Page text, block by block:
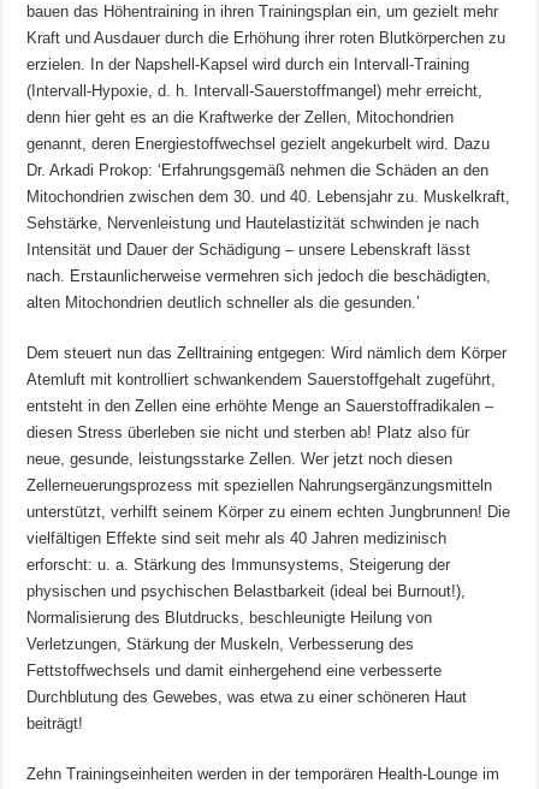
bauen das Höhentraining in ihren Trainingsplan ein, um gezielt mehr
Kraft und Ausdauer durch die Erhöhung ihrer roten Blutkörperchen zu
erzielen. In der Napshell-Kapsel wird durch ein Intervall-Training
(Intervall-Hypoxie, d. h. Intervall-Sauerstoffmangel) mehr erreicht,
denn hier geht es an die Kraftwerke der Zellen, Mitochondrien
genannt, deren Energiestoffwechsel gezielt angekurbelt wird. Dazu
Dr. Arkadi Prokop: ‘Erfahrungsgemäß nehmen die Schäden an den
Mitochondrien zwischen dem 30. und 40. Lebensjahr zu. Muskelkraft,
Sehstärke, Nervenleistung und Hautelastizität schwinden je nach
Intensität und Dauer der Schädigung – unsere Lebenskraft lässt
nach. Erstaunlicherweise vermehren sich jedoch die beschädigten,
alten Mitochondrien deutlich schneller als die gesunden.’
Dem steuert nun das Zelltraining entgegen: Wird nämlich dem Körper
Atemluft mit kontrolliert schwankendem Sauerstoffgehalt zugeführt,
entsteht in den Zellen eine erhöhte Menge an Sauerstoffradikalen –
diesen Stress überleben sie nicht und sterben ab! Platz also für
neue, gesunde, leistungsstarke Zellen. Wer jetzt noch diesen
Zellerneuerungsprozess mit speziellen Nahrungsergänzungsmitteln
unterstützt, verhilft seinem Körper zu einem echten Jungbrunnen! Die
vielfältigen Effekte sind seit mehr als 40 Jahren medizinisch
erforscht: u. a. Stärkung des Immunsystems, Steigerung der
physischen und psychischen Belastbarkeit (ideal bei Burnout!),
Normalisierung des Blutdrucks, beschleunigte Heilung von
Verletzungen, Stärkung der Muskeln, Verbesserung des
Fettstoffwechsels und damit einhergehend eine verbesserte
Durchblutung des Gewebes, was etwa zu einer schöneren Haut
beiträgt!
Zehn Trainingseinheiten werden in der temporären Health-Lounge im